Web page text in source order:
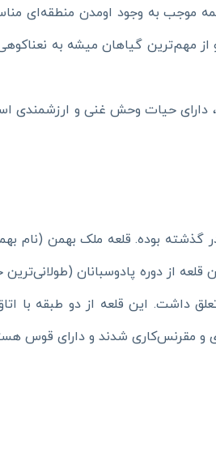
موجب به وجود اومدن منطقه‌ای
شده و از مهم‌ترین گیاهان میشه به
دارای حیات وحش غنی و
بوده. قلعه ملک بهمن (نام بهمن
از دوره پادوسبانان
تعلق داشت. این قلعه از دو